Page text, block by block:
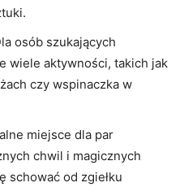
osób ⁣szukających⁣
wiele aktywności, takich jak
czy wspinaczka w
⁤miejsce dla par
chwil ⁣i magicznych
schować od zgiełku